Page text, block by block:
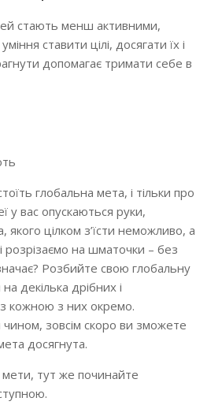
стають менш активними,
ставити цілі, досягати їх і
допомагає тримати себе в
глобальна мета, і тільки про
у вас опускаються руки,
якого цілком з’їсти неможливо, а
розрізаємо на шматочки – без
Розбийте свою глобальну
декілька дрібних і
кожною з них окремо.
зовсім скоро ви зможете
досягнута.
мети, тут же починайте